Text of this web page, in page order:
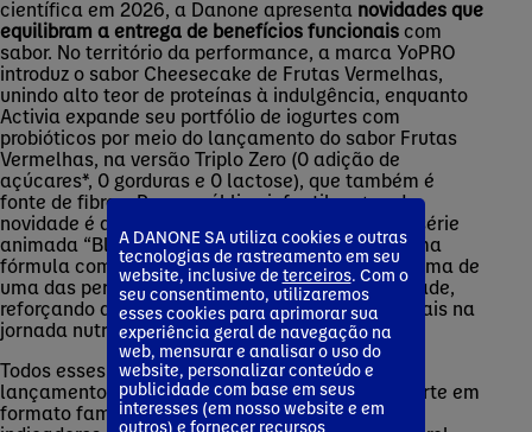
científica em 2026, a Danone apresenta novidades que
equilibram a entrega de benefícios funcionaiscom
sabor. No território da performance, a marca YoPRO
introduz o sabor Cheesecake de Frutas Vermelhas,
unindo alto teor de proteínas à indulgência, enquanto
Activia expande seu portfólio de iogurtes com
probióticos por meio do lançamento do sabor Frutas
Vermelhas, na versão Triplo Zero (0 adição de
açúcares*, 0 gorduras e 0 lactose), que também é
fonte de fibras. Para o público infantil, a grande
novidade é a colaboração de Danoninho com a série
animada “Bluey”, que combina a evolução de uma
fórmula com baixo teor de açúcares com o carisma de
uma das personagens mais queridas da atualidade,
reforçando a parceria lúdica da marca com os pais na
jornada nutricional das crianças.
Todos esses complementam um dos principais
lançamentos do último ano: o Danone Zero, iogurte em
formato familiar do mercado que zerou cinco
A DANONE SA utiliza cookies e outras
tecnologias de rastreamento em seu
website, inclusive de terceiros . Com o
seu consentimento, utilizaremos
esses cookies para aprimorar sua
experiência geral de navegação na
web, mensurar e analisar o uso do
website, personalizar conteúdo e
publicidade com base em seus
interesses (em nosso website e em
outros) e fornecer recursos